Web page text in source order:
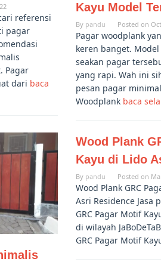
referensi
pagar
Pagar
dari baca
Kayu Model
By pandu Posted on
Pagar woodplank
keren banget.
seakan pagar
yang rapi. Wah ini
pesan pagar
Woodplank baca
Wood Plank
Kayu di Lido
By pandu Posted on
Wood Plank GRC
Asri Residence Jasa
GRC Pagar Motif
di wilayah
GRC Pagar Motif